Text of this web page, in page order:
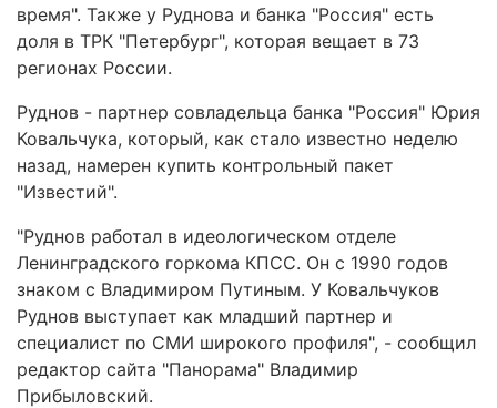
время". Также у Руднова и банка "Россия" есть
доля в ТРК "Петербург", которая вещает в 73
регионах России.
Руднов - партнер совладельца банка "Россия" Юрия
Ковальчука, который, как стало известно неделю
назад, намерен купить контрольный пакет
"Известий".
"Руднов работал в идеологическом отделе
Ленинградского горкома КПСС. Он с 1990 годов
знаком с Владимиром Путиным. У Ковальчуков
Руднов выступает как младший партнер и
специалист по СМИ широкого профиля", - сообщил
редактор сайта "Панорама" Владимир
Прибыловский.